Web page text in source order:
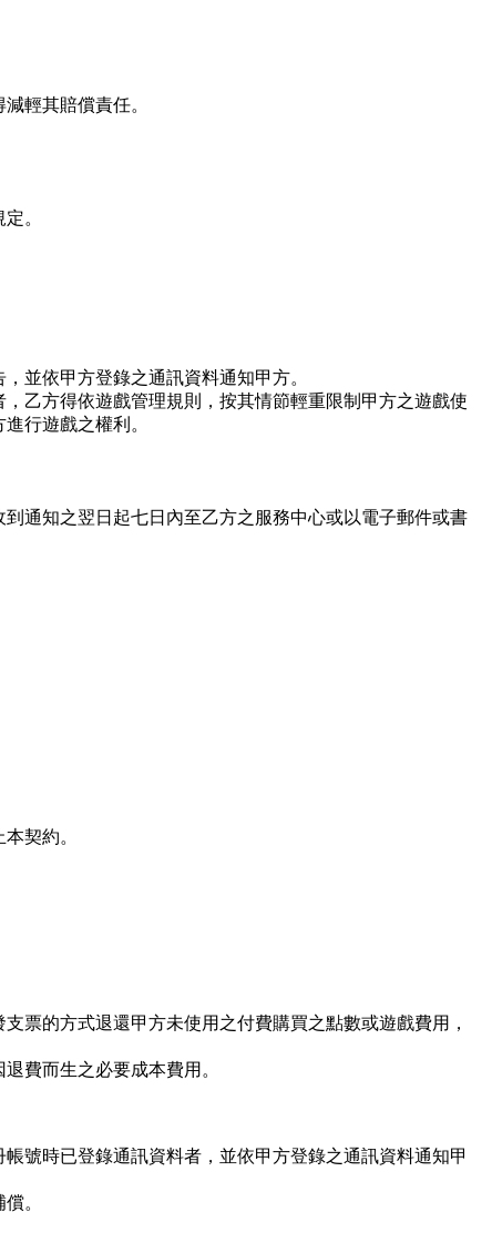
輕其賠償責任。
。
並依甲方登錄之通訊資料通知甲方。
乙方得依遊戲管理規則，按其情節輕重限制甲方之遊戲使
行遊戲之權利。
通知之翌日起七日內至乙方之服務中心或以電子郵件或書
契約。
票的方式退還甲方未使用之付費購買之點數或遊戲費用，
費而生之必要成本費用。
號時已登錄通訊資料者，並依甲方登錄之通訊資料通知甲
。